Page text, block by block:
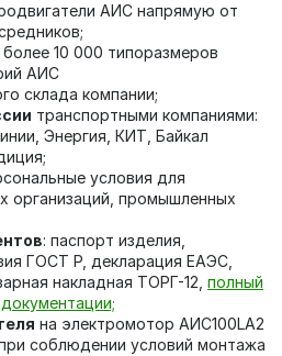
АИС напрямую от
10 000 типоразмеров
АИС
склада компании;
транспортными компаниями:
Энергия, КИТ, Байкал
условия для
организаций, промышленных
: паспорт изделия,
ГОСТ Р, декларация ЕАЭС,
накладная ТОРГ-12, полный
на электромотор AИC100LA2
соблюдении условий монтажа